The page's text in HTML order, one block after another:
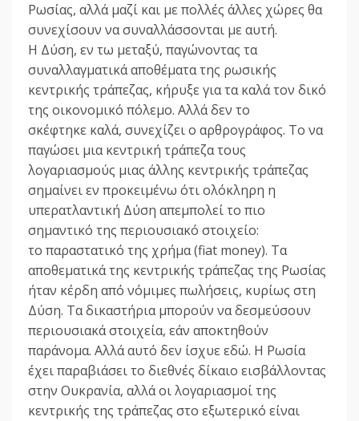
Ρωσίας, αλλά μαζί και με πολλές άλλες χώρες θα
συνεχίσουν να συναλλάσσονται με αυτή.
Η Δύση, εν τω μεταξύ, παγώνοντας τα
συναλλαγματικά αποθέματα της ρωσικής
κεντρικής τράπεζας, κήρυξε για τα καλά τον δικό
της οικονομικό πόλεμο. Αλλά δεν το
σκέφτηκε καλά, συνεχίζει ο αρθρογράφος. Το να
παγώσει μια κεντρική τράπεζα τους
λογαριασμούς μιας άλλης κεντρικής τράπεζας
σημαίνει εν προκειμένω ότι ολόκληρη η
υπερατλαντική Δύση απεμπολεί το πιο
σημαντικό της περιουσιακό στοιχείο:
το παραστατικό της χρήμα (fiat money). Τα
αποθεματικά της κεντρικής τράπεζας της Ρωσίας
ήταν κέρδη από νόμιμες πωλήσεις, κυρίως στη
Δύση. Τα δικαστήρια μπορούν να δεσμεύσουν
περιουσιακά στοιχεία, εάν αποκτηθούν
παράνομα. Αλλά αυτό δεν ίσχυε εδώ. Η Ρωσία
έχει παραβιάσει το διεθνές δίκαιο εισβάλλοντας
στην Ουκρανία, αλλά οι λογαριασμοί της
κεντρικής της τράπεζας στο εξωτερικό είναι